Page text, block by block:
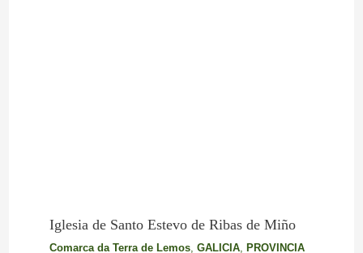
Iglesia de Santo Estevo de Ribas de Miño
Comarca da Terra de Lemos, GALICIA, PROVINCIA